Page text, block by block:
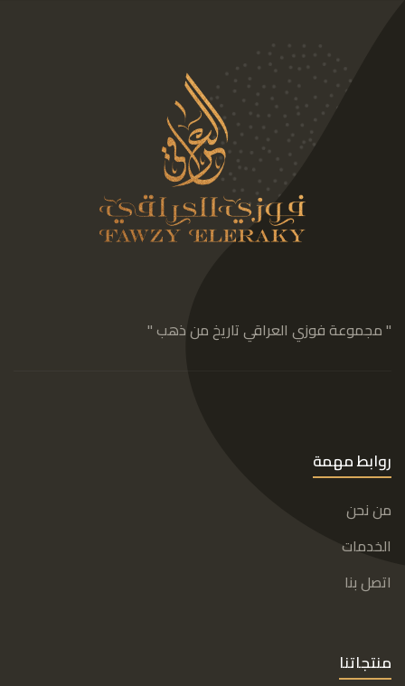
" مجموعة فوزي العراقي تاريخ من ذهب "
روابط مهمة
من نحن
الخدمات
اتصل بنا
منتجاتنا